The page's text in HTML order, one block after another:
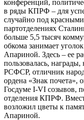
конференций,
в ряды КПРФ – для
случайно под
партотделениях
больше 5,5 тысяч
обкома занимает
Апариной. Здесь – ее
пользовалась,
РСФСР, отличник
ордена «Знак
Госдуме I-VI созывов,
отделения КПРФ.
возложил цветы к
Апариной.